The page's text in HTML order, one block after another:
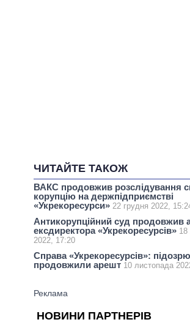
ЧИТАЙТЕ ТАКОЖ
ВАКС продовжив розслідування
корупцію на держпідприємстві
«Укрекоресурси» 22 грудня 2022,
Антикорупційний суд продовжив
ексдиректора «Укрекоресурсів» 18
2022, 17:20
Справа «Укрекоресурсів»:
продовжили арешт 10 листопада